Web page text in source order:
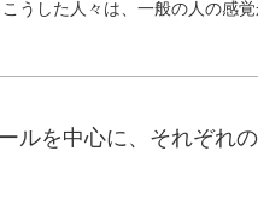
うした人々は、一般の人の感
ルを中心に、それぞれ